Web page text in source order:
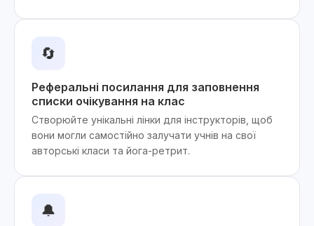
🔄
Реферальні посилання для заповнення
списки очікування на клас
Створюйте унікальні лінки для інструкторів, щоб
вони могли самостійно залучати учнів на свої
авторські класи та йога-ретрит.
🔔